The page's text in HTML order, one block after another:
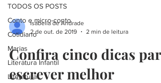
TODOS OS POSTS
Conto e micro-conto
Cotidiano
Marias
Literatura Infantil
Literatura
Isabella de Andrade
2 de out. de 2019
2 min de leitura
Confira cinco dicas para
escrever melhor